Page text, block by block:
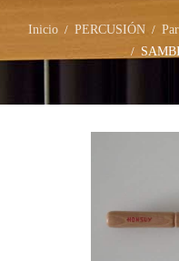
Inicio / PERCUSIÓN /
/